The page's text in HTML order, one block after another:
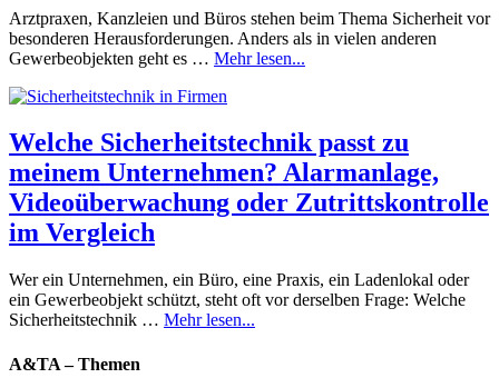
Arztpraxen, Kanzleien und Büros stehen beim Thema Sicherheit vor
besonderen Herausforderungen. Anders als in vielen anderen
Gewerbeobjekten geht es … Mehr lesen...
Welche Sicherheitstechnik passt zu
meinem Unternehmen? Alarmanlage,
Videoüberwachung oder Zutrittskontrolle
im Vergleich
Wer ein Unternehmen, ein Büro, eine Praxis, ein Ladenlokal oder
ein Gewerbeobjekt schützt, steht oft vor derselben Frage: Welche
Sicherheitstechnik … Mehr lesen...
A&TA – Themen